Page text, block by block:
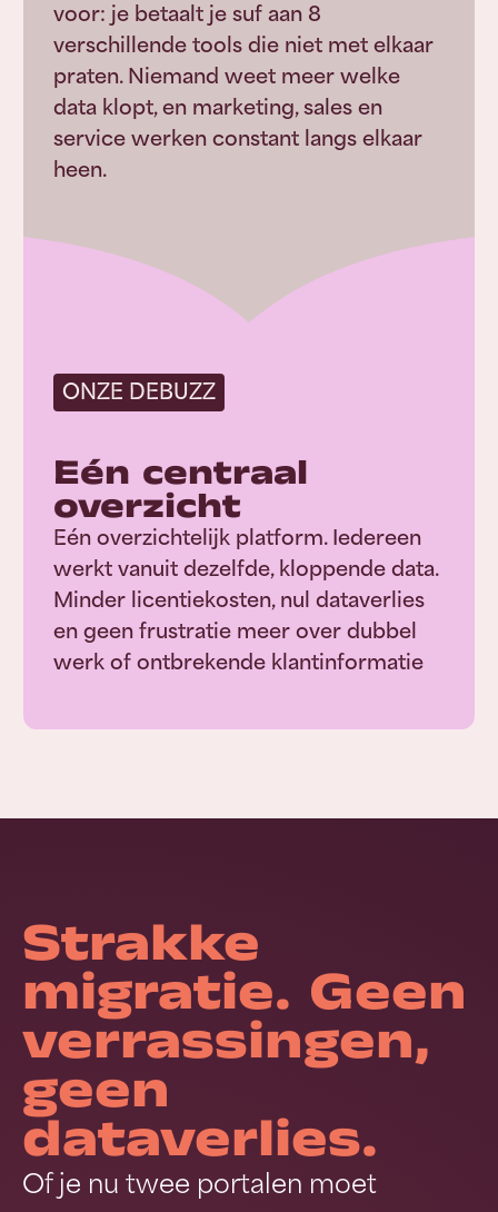
voor: je betaalt je suf aan 8
verschillende tools die niet met elkaar
praten. Niemand weet meer welke
data klopt, en marketing, sales en
service werken constant langs elkaar
heen.
ONZE DEBUZZ
Eén centraal
overzicht
Eén overzichtelijk platform. Iedereen
werkt vanuit dezelfde, kloppende data.
Minder licentiekosten, nul dataverlies
en geen frustratie meer over dubbel
werk of ontbrekende klantinformatie
Strakke
migratie. Geen
verrassingen,
geen
dataverlies.
Of je nu twee portalen moet